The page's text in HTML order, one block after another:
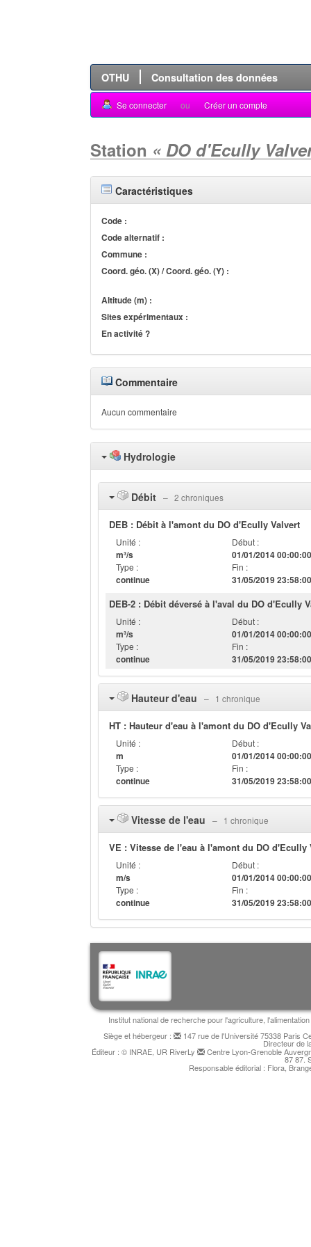
OTHU Consultation des données
Se connecter ou Créer un compte
Station « DO d'Ecully
Caractéristiques
Code :
Code alternatif :
Commune :
Coord. géo. (X) / Coord. géo. (Y) :
Altitude (m) :
Sites expérimentaux :
En activité ?
Commentaire
Aucun commentaire
Hydrologie
Débit ‒ 2 chroniques
DEB : Débit à l'amont du DO d'Ecully Valvert
Unité :
m³/s
Type :
continue
Début :
01/01/2014
Fin :
31/05/2019
DEB-2 : Débit déversé à l'aval du DO d'Ecully
Unité :
m³/s
Type :
continue
Début :
01/01/2014
Fin :
31/05/2019
Hauteur d'eau ‒ 1 chronique
HT : Hauteur d'eau à l'amont du DO d'Ecully
Unité :
m
Type :
continue
Début :
01/01/2014
Fin :
31/05/2019
Vitesse de l'eau ‒ 1 chronique
VE : Vitesse de l'eau à l'amont du DO d'Ecully
Unité :
m/s
Type :
continue
Début :
01/01/2014
Fin :
31/05/2019
Institut national de recherche pour l'agriculture,
Siège et hébergeur :
147 rue de l'Université 75338 Paris
Directeur de
Éditeur : © INRAE, UR RiverLy Centre Lyon-Grenoble
87 87.
Responsable éditorial : Flora,